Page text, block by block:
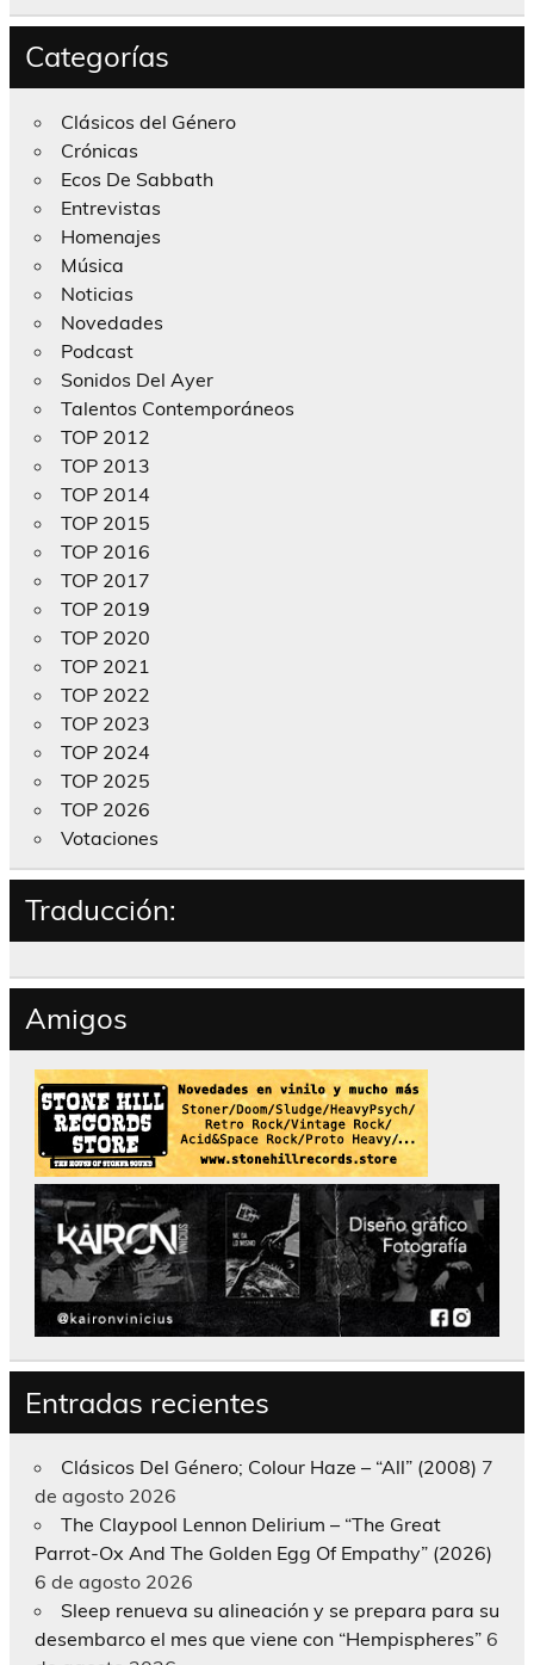
Categorías
Clásicos del Género
Crónicas
Ecos De Sabbath
Entrevistas
Homenajes
Música
Noticias
Novedades
Podcast
Sonidos Del Ayer
Talentos Contemporáneos
TOP 2012
TOP 2013
TOP 2014
TOP 2015
TOP 2016
TOP 2017
TOP 2019
TOP 2020
TOP 2021
TOP 2022
TOP 2023
TOP 2024
TOP 2025
TOP 2026
Votaciones
Traducción:
Amigos
Entradas recientes
Clásicos Del Género; Colour Haze – “All” (2008) 7
de agosto 2026
The Claypool Lennon Delirium – “The Great
Parrot-Ox And The Golden Egg Of Empathy” (2026)
6 de agosto 2026
Sleep renueva su alineación y se prepara para su
desembarco el mes que viene con “Hempispheres” 6